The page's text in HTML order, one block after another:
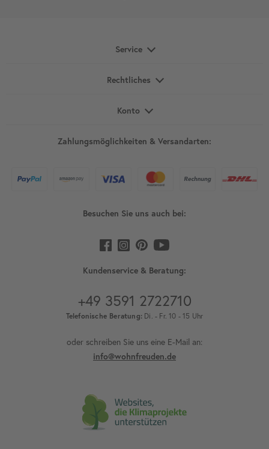
Service
Rechtliches
Konto
Zahlungsmöglichkeiten & Versandarten:
Besuchen Sie uns auch bei:
Kundenservice & Beratung:
+49 3591 2722710
Telefonische Beratung: Di. - Fr. 10 - 15 Uhr
oder schreiben Sie uns eine E-Mail an:
info@wohnfreuden.de